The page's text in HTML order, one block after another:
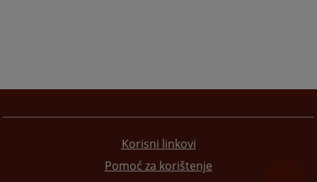
Korisni linkovi
Pomoć za korištenje